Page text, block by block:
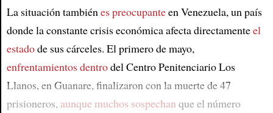
La situación también es preocupanteen Venezuela, un país
donde la constante crisis económica afecta directamenteel
estadode sus cárceles. El primero de mayo,
enfrentamientos dentrodel Centro Penitenciario Los
Llanos, en Guanare, finalizaron con la muerte de 47
prisioneros, aunque muchos sospechan que el número